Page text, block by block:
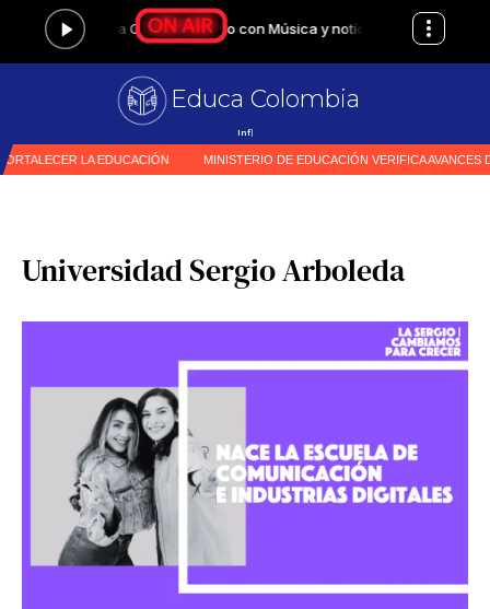
Educa Colombia
|
Universidad Sergio Arboleda